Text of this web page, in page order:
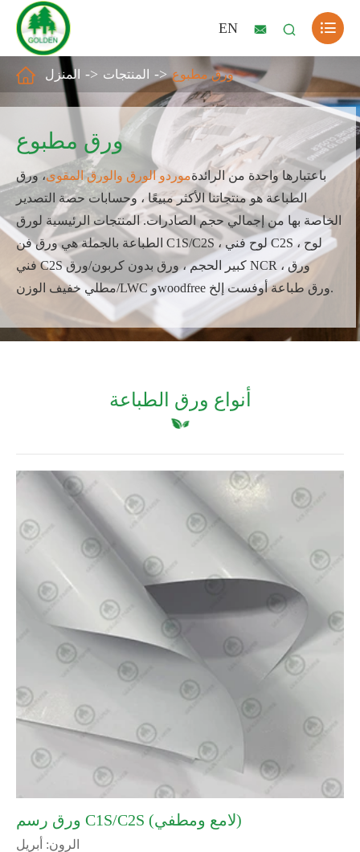
EN   
ورق مطبوع
باعتبارها واحدة من الرائدةموردو الورق والورق المقوى، ورق
الطباعة هو منتجاتنا الأكثر مبيعًا ، وحسابات حصة التصدير
الخاصة بها من إجمالي حجم الصادرات. المنتجات الرئيسية لورق
الطباعة بالجملة هي ورق فن C1S/C2S ، لوح فني C2S ، لوح
فني C2S كبير الحجم ، ورق بدون كربون/ورق NCR ، ورق
مطلي خفيف الوزن/LWC وwoodfree ورق طباعة أوفست إلخ.
 المنزل المنتجات ورق مطبوع
أنواع ورق الطباعة
ورق رسم C1S/C2S (لامع ومطفي)
الرون: أبريل